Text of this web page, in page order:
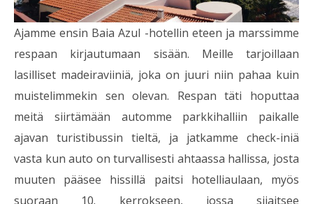
Ajamme ensin Baia Azul -hotellin eteen ja marssimme
respaan kirjautumaan sisään. Meille tarjoillaan
lasilliset madeiraviiniä, joka on juuri niin pahaa kuin
muistelimmekin sen olevan. Respan täti hoputtaa
meitä siirtämään automme parkkihalliin paikalle
ajavan turistibussin tieltä, ja jatkamme check-iniä
vasta kun auto on turvallisesti ahtaassa hallissa, josta
muuten pääsee hissillä paitsi hotelliaulaan, myös
suoraan 10. kerrokseen, jossa sijaitsee